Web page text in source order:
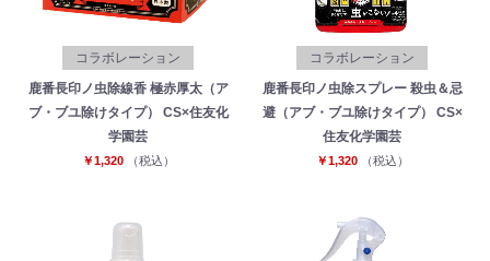
コラボレーション
鹿番長印ノ虫除線香 極赤厚太（ア
ブ・ブユ除けタイプ） CS×住友化
学園芸
￥1,320 （税込）
コラボレーション
鹿番長印ノ虫除スプレー 殺虫＆忌
避（アブ・ブユ除けタイプ） CS×
住友化学園芸
￥1,320 （税込）